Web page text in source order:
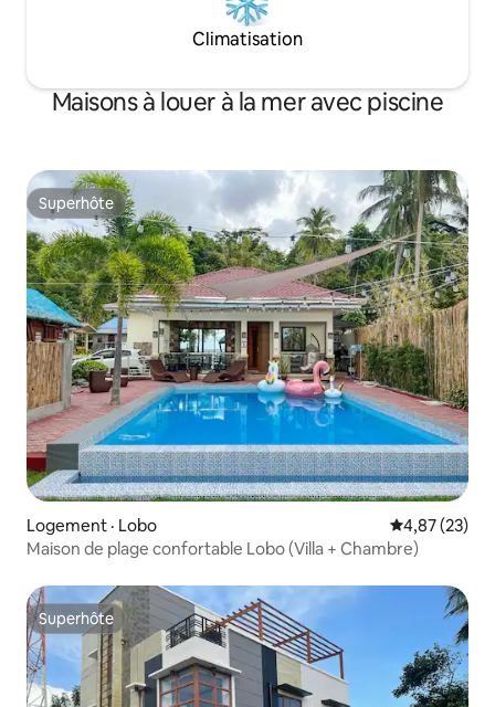
Climatisation
Maisons à louer à la mer avec piscine
Superhôte
Superhôte
Logement · Lobo Note
4,87 (23)
Maison de plage confortable Lobo (Villa + Chambre)
Superhôte
Superhôte